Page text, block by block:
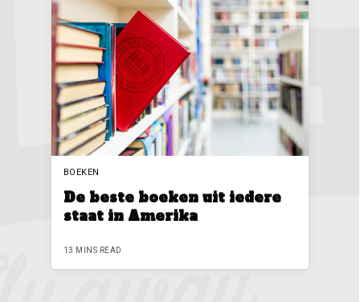
BOEKEN
De beste boeken uit iedere
staat in Amerika
13 MINS READ